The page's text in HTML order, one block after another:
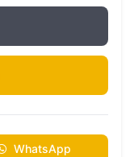
WhatsApp